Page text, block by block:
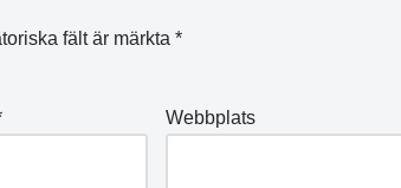
fält är märkta *
Webbplats